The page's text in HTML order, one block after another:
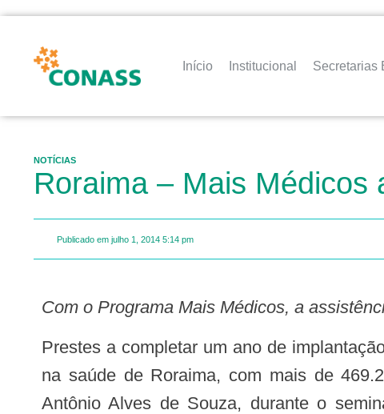
Início Institucional Secretarias
NOTÍCIAS
Roraima – Mais
Publicado em julho 1, 2014 5:14 pm
Com o Programa Mais Médicos, a
Prestes a completar um ano de implantação em Roraima, o Programa Mais Médicos no Estado representa um impacto positivo
na saúde de Roraima, com mais de
Antônio Alves de Souza, durante o